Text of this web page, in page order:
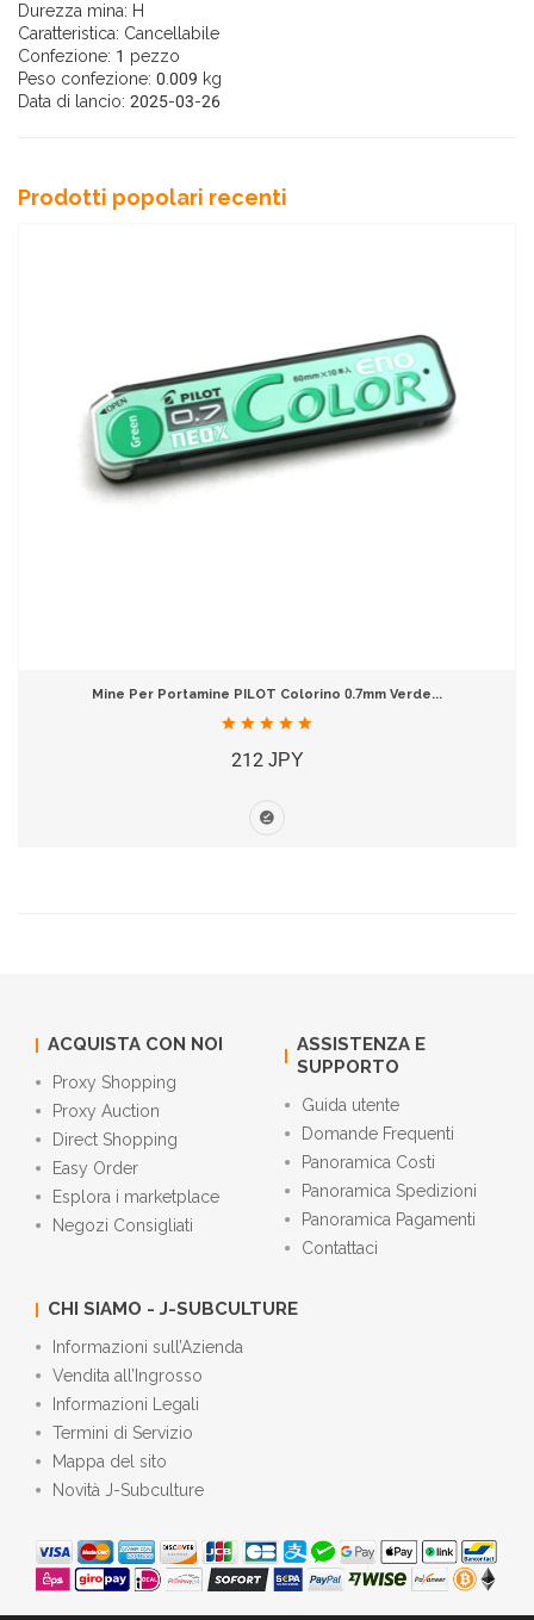
Durezza mina: H
Caratteristica: Cancellabile
Confezione: 1 pezzo
Peso confezione: 0.009 kg
Data di lancio: 2025-03-26
Prodotti popolari recenti
Mine Per Portamine PILOT Colorino 0.7mm Verde...
212 JPY
ACQUISTA CON NOI
Proxy Shopping
Proxy Auction
Direct Shopping
Easy Order
Esplora i marketplace
Negozi Consigliati
ASSISTENZA E
SUPPORTO
Guida utente
Domande Frequenti
Panoramica Costi
Panoramica Spedizioni
Panoramica Pagamenti
Contattaci
CHI SIAMO - J-SUBCULTURE
Informazioni sull’Azienda
Vendita all’Ingrosso
Informazioni Legali
Termini di Servizio
Mappa del sito
Novità J-Subculture